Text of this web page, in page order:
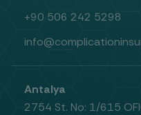
+90 506 242 5298
Antalya
2754 St. No: 1/615